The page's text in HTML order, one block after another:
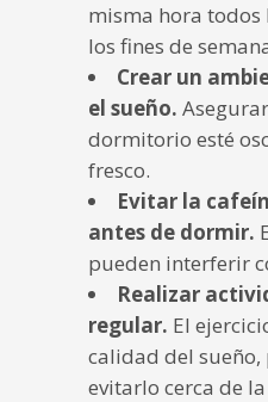
misma hora todos
los fines de
Crear un
el sueño.
dormitorio esté
fresco.
Evitar la
antes de dormir.
pueden interferir
Realizar
regular. El
calidad del sueño,
evitarlo cerca de